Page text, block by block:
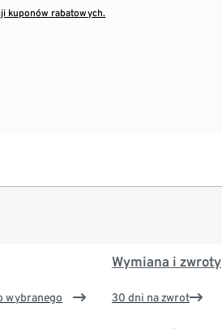
kuponów rabatowych.
wybranego
Wymiana i zwroty
30 dni na zwrot